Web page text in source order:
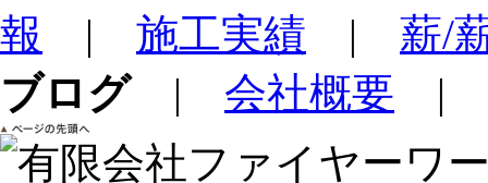
報 | 施工実績 | 薪/
ブログ| 会社概要 |